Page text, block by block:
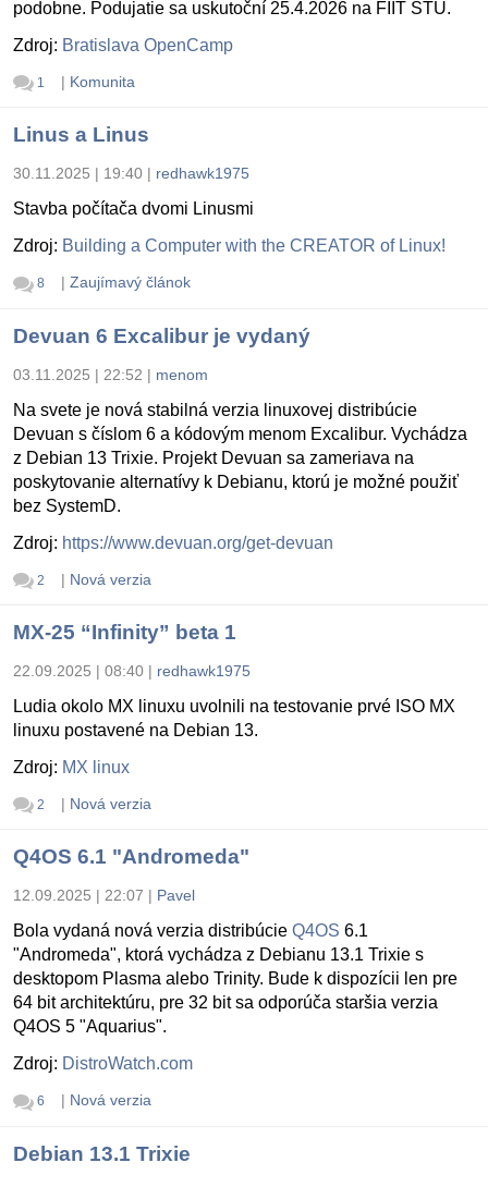
podobne. Podujatie sa uskutoční 25.4.2026 na FIIT STU.
Zdroj: Bratislava OpenCamp
1 | Komunita
Linus a Linus
30.11.2025 | 19:40 | redhawk1975
Stavba počítača dvomi Linusmi
Zdroj: Building a Computer with the CREATOR of Linux!
8 | Zaujímavý článok
Devuan 6 Excalibur je vydaný
03.11.2025 | 22:52 | menom
Na svete je nová stabilná verzia linuxovej distribúcie
Devuan s číslom 6 a kódovým menom Excalibur. Vychádza
z Debian 13 Trixie. Projekt Devuan sa zameriava na
poskytovanie alternatívy k Debianu, ktorú je možné použiť
bez SystemD.
Zdroj: https://www.devuan.org/get-devuan
2 | Nová verzia
MX-25 “Infinity” beta 1
22.09.2025 | 08:40 | redhawk1975
Ludia okolo MX linuxu uvolnili na testovanie prvé ISO MX
linuxu postavené na Debian 13.
Zdroj: MX linux
2 | Nová verzia
Q4OS 6.1 "Andromeda"
12.09.2025 | 22:07 | Pavel
Bola vydaná nová verzia distribúcie Q4OS 6.1
"Andromeda", ktorá vychádza z Debianu 13.1 Trixie s
desktopom Plasma alebo Trinity. Bude k dispozícii len pre
64 bit architektúru, pre 32 bit sa odporúča staršia verzia
Q4OS 5 "Aquarius".
Zdroj: DistroWatch.com
6 | Nová verzia
Debian 13.1 Trixie